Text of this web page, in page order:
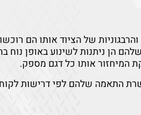
של הציוד אותו הם
הן ניתנות לשינוע באופן
המיחזור אותו כל דגם מספק.
התאמה שלהם לפי דרישות